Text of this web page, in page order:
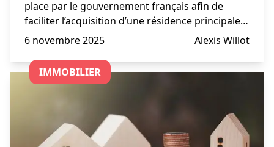
place par le gouvernement français afin de
faciliter l’acquisition d’une résidence principale.
Ce type de crédit immobilier est surtout dédié
intermédiaires. Que ce
6 novembre 2025 Alexis Willot
IMMOBILIER